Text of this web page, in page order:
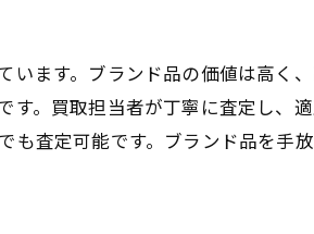
ます。ブランド品の価値は高く
。買取担当者が丁寧に査定し、
査定可能です。ブランド品を手